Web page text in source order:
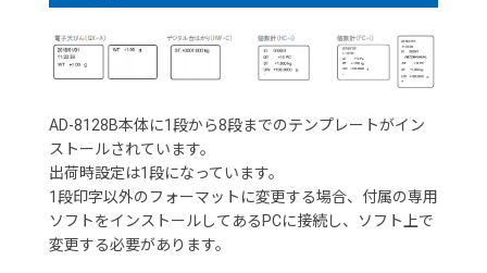
AD-8128B本体に1段から8段までのテンプレートがイン
ストールされています。
出荷時設定は1段になっています。
1段印字以外のフォーマットに変更する場合、付属の専用
ソフトをインストールしてあるPCに接続し、ソフト上で
変更する必要があります。